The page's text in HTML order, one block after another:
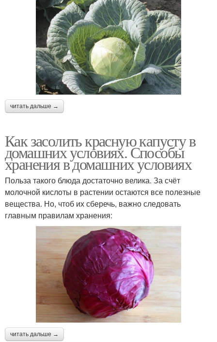
читать дальше →
Как засолить красную капусту в
домашних условиях. Способы
хранения в домашних условиях
Польза такого блюда достаточно велика. За счёт
молочной кислоты в растении остаются все полезные
вещества. Но, чтоб их сберечь, важно следовать
главным правилам хранения:
читать дальше →